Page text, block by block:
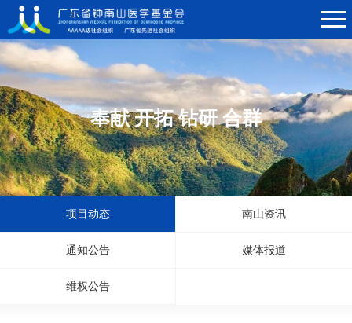
奉献 开拓 钻研 合群
项目动态 南山资讯
通知公告 媒体报道
维权公告